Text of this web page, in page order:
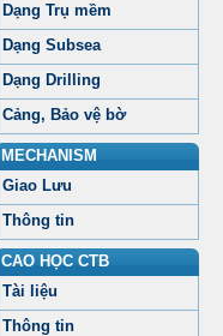
Dạng Trụ mềm
Dạng Subsea
Dạng Drilling
Cảng, Bảo vệ bờ
MECHANISM
Giao Lưu
Thông tin
CAO HỌC CTB
Tài liệu
Thông tin